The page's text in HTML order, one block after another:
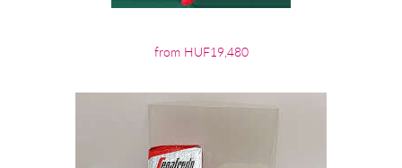
from HUF19,480